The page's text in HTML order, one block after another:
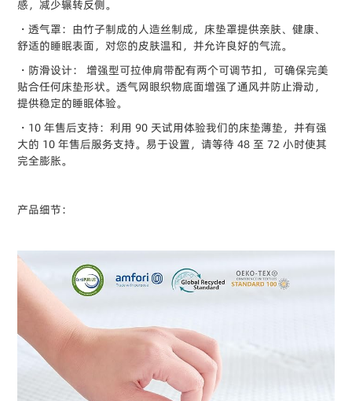
感，减少辗转反侧。
・透气罩：由竹子制成的人造丝制成，床垫罩提供亲肤、健康、
舒适的睡眠表面，对您的皮肤温和，并允许良好的气流。
・防滑设计： 增强型可拉伸肩带配有两个可调节扣，可确保完美
贴合任何床垫形状。透气网眼织物底面增强了通风并防止滑动，
提供稳定的睡眠体验。
・10 年售后支持：利用 90 天试用体验我们的床垫薄垫，并有强
大的 10 年售后服务支持。易于设置，请等待 48 至 72 小时使其
完全膨胀。
产品细节：